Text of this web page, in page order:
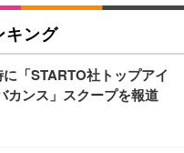
キング
「STARTO社トップアイ
カンス」スクープを報道